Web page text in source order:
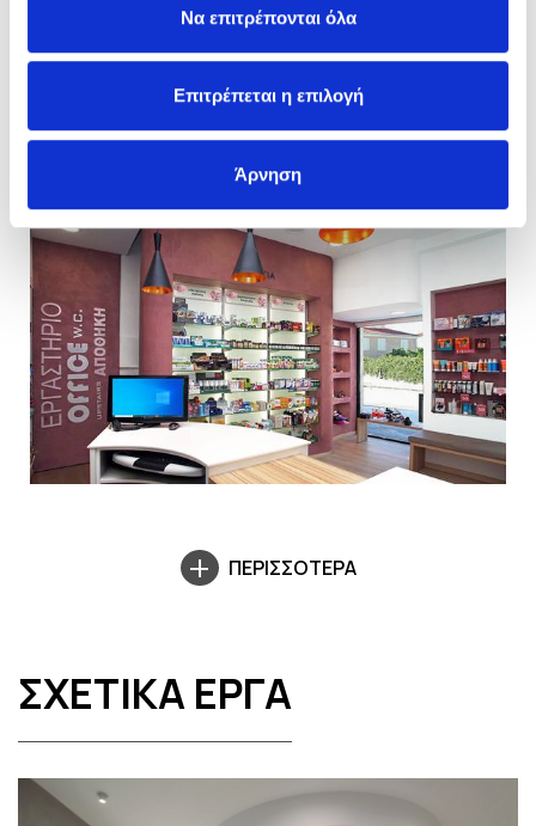
Να επιτρέπονται όλα
Επιτρέπεται η επιλογή
Άρνηση
ΠΕΡΙΣΣΟΤΕΡΑ
ΣΧΕΤΙΚΑ ΕΡΓΑ